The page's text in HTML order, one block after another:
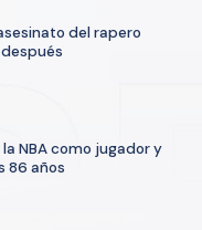
del rapero
NBA como jugador y
86 años